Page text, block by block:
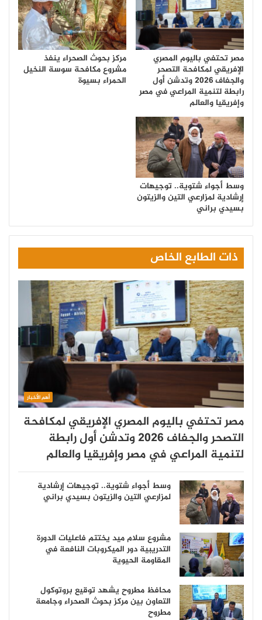
مصر تحتفي باليوم المصري
الإفريقي لمكافحة التصحر
والجفاف 2026 وتدشن أول
رابطة لتنمية المراعي في مصر
وإفريقيا والعالم
مركز بحوث الصحراء ينفذ
مشروع مكافحة سوسة النخيل
الحمراء بسيوة
وسط أجواء شتوية.. توجيهات
إرشادية لمزارعي التين والزيتون
بسيدي براني
ذات الطابع الخاص
أهم الأخبار
مصر تحتفي باليوم المصري الإفريقي لمكافحة
التصحر والجفاف 2026 وتدشن أول رابطة
لتنمية المراعي في مصر وإفريقيا والعالم
وسط أجواء شتوية.. توجيهات إرشادية
لمزارعي التين والزيتون بسيدي براني
مشروع سلام ميد يختتم فاعليات الدورة
التدريبية دور الميكروبات النافعة في
المقاومة الحيوية
محافظ مطروح يشهد توقيع بروتوكول
التعاون بين مركز بحوث الصحراء وجامعة
مطروح